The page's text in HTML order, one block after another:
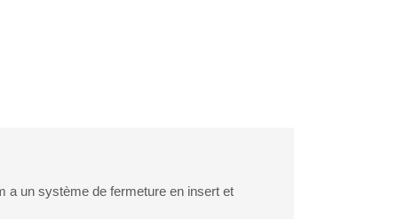
a un système de fermeture en insert et